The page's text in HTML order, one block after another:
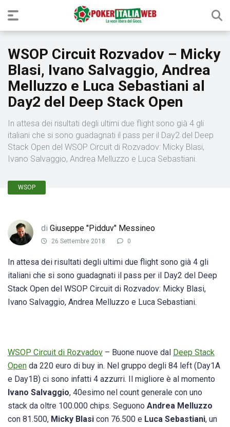
WSOP Circuit Rozvadov – Micky
Blasi, Ivano Salvaggio, Andrea
Melluzzo e Luca Sebastiani al
Day2 del Deep Stack Open
In attesa dei risultati degli ultimi due flight sono già 4 gli
italiani che si sono guadagnati il pass per il Day2 del Deep
Stack Open del WSOP Circuit di Rozvadov: Micky Blasi,
Ivano Salvaggio, Andrea Melluzzo e Luca Sebastiani.
WSOP
di Giuseppe "Pidduv" Messineo
26 Settembre 2018 0
In attesa dei risultati degli ultimi due flight sono già 4 gli
italiani che si sono guadagnati il pass per il Day2 del Deep
Stack Open del WSOP Circuit di Rozvadov: Micky Blasi,
Ivano Salvaggio, Andrea Melluzzo e Luca Sebastiani.
WSOP Circuit di Rozvadov – Buone nuove dal Deep Stack
Open da 220 euro di buy in. Nel gruppo degli 84 left (Day1A
e Day1B) ci sono infatti 4 azzurri. Il migliore è al momento
Ivano Salvaggio, 40esimo nel count generale con uno
stack da oltre 100.000 chips. Seguono Andrea Melluzzo
con 81.500, Micky Blasi con 76.500 e Luca Sebastiani, un